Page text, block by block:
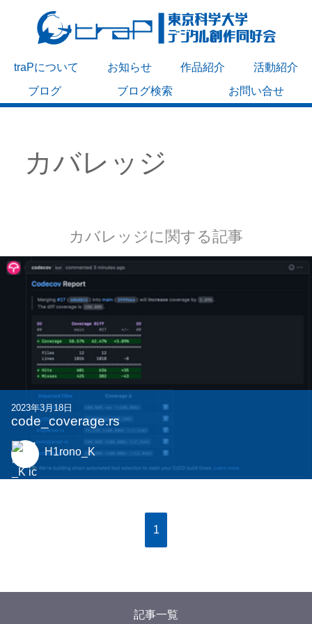
traPについて お知らせ 作品紹介
活動紹介
ブログ
ブログ検索 お問い合せ
カバレッジ
カバレッジに関する記事
2023年3月18日
code_coverage.rs
H1rono_K
1
記事一覧